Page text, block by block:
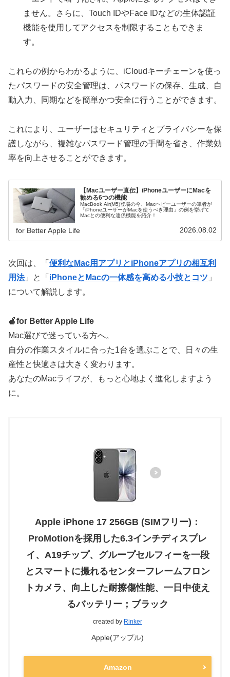
ません。さらに、Touch IDやFace IDなどの生体認証
機能を使用してアクセスを制限することもできま
す。
これらの例からわかるように、iCloudキーチェーンを使っ
たパスワードの安全管理は、パスワードの保存、生成、自
動入力、同期などを簡単かつ安全に行うことができます。
これにより、ユーザーはセキュリティとプライバシーを保
護しながら、複雑なパスワード管理の手間を省き、作業効
率を向上させることができます。
【Macユーザー直伝】iPhoneユーザーにMacを
勧める6つの機能
MacBook Air(M5)登場の今、Macヘビーユーザーの筆者が
「iPhoneユーザーがMacを使うべき理由」の例を挙げて
Macとの便利な連係機能を紹介！
for Better Apple Life 2026.08.02
次回は、「 便利なMac用アプリとiPhoneアプリの相互利
用法」と「 iPhoneとMacの一体感を高める小技とコツ 」
について解説します。
🍎for Better Apple Life
Mac選びで迷っている方へ。
自分の作業スタイルに合った1台を選ぶことで、日々の生
産性と快適さは大きく変わります。
あなたのMacライフが、もっと心地よく進化しますよう
に。
Apple iPhone 17 256GB (SIMフリー)：
ProMotionを採用した6.3インチディスプレ
イ、A19チップ、グループセルフィーを一段
とスマートに撮れるセンターフレームフロン
トカメラ、向上した耐擦傷性能、一日中使え
るバッテリー；ブラック
created by Rinker
Apple(アップル)
Amazon